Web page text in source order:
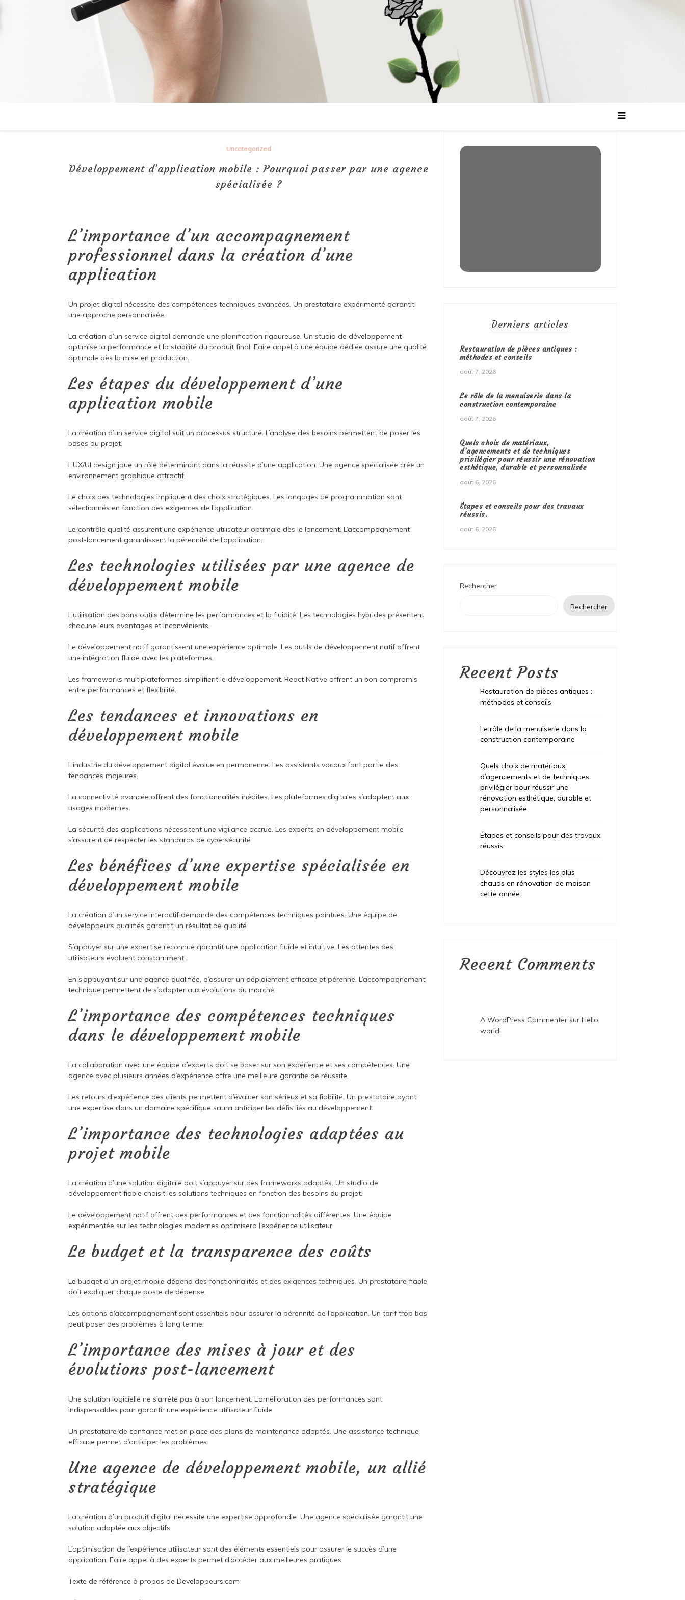
Uncategorized
Développement d’application mobile : Pourquoi passer par une agence
spécialisée ?
L’importance d’un accompagnement
professionnel dans la création d’une
application
Un projet digital nécessite des compétences techniques avancées. Un prestataire expérimenté garantit
une approche personnalisée.
La création d’un service digital demande une planification rigoureuse. Un studio de développement
optimise la performance et la stabilité du produit final. Faire appel à une équipe dédiée assure une qualité
optimale dès la mise en production.
Les étapes du développement d’une
application mobile
La création d’un service digital suit un processus structuré. L’analyse des besoins permettent de poser les
bases du projet.
L’UX/UI design joue un rôle déterminant dans la réussite d’une application. Une agence spécialisée crée un
environnement graphique attractif.
Le choix des technologies impliquent des choix stratégiques. Les langages de programmation sont
sélectionnés en fonction des exigences de l’application.
Le contrôle qualité assurent une expérience utilisateur optimale dès le lancement. L’accompagnement
post-lancement garantissent la pérennité de l’application.
Les technologies utilisées par une agence de
développement mobile
L’utilisation des bons outils détermine les performances et la fluidité. Les technologies hybrides présentent
chacune leurs avantages et inconvénients.
Le développement natif garantissent une expérience optimale. Les outils de développement natif offrent
une intégration fluide avec les plateformes.
Les frameworks multiplateformes simplifient le développement. React Native offrent un bon compromis
entre performances et flexibilité.
Les tendances et innovations en
développement mobile
L’industrie du développement digital évolue en permanence. Les assistants vocaux font partie des
tendances majeures.
La connectivité avancée offrent des fonctionnalités inédites. Les plateformes digitales s’adaptent aux
usages modernes.
La sécurité des applications nécessitent une vigilance accrue. Les experts en développement mobile
s’assurent de respecter les standards de cybersécurité.
Les bénéfices d’une expertise spécialisée en
développement mobile
La création d’un service interactif demande des compétences techniques pointues. Une équipe de
développeurs qualifiés garantit un résultat de qualité.
S’appuyer sur une expertise reconnue garantit une application fluide et intuitive. Les attentes des
utilisateurs évoluent constamment.
En s’appuyant sur une agence qualifiée, d’assurer un déploiement efficace et pérenne. L’accompagnement
technique permettent de s’adapter aux évolutions du marché.
L’importance des compétences techniques
dans le développement mobile
La collaboration avec une équipe d’experts doit se baser sur son expérience et ses compétences. Une
agence avec plusieurs années d’expérience offre une meilleure garantie de réussite.
Les retours d’expérience des clients permettent d’évaluer son sérieux et sa fiabilité. Un prestataire ayant
une expertise dans un domaine spécifique saura anticiper les défis liés au développement.
L’importance des technologies adaptées au
projet mobile
La création d’une solution digitale doit s’appuyer sur des frameworks adaptés. Un studio de
développement fiable choisit les solutions techniques en fonction des besoins du projet.
Le développement natif offrent des performances et des fonctionnalités différentes. Une équipe
expérimentée sur les technologies modernes optimisera l’expérience utilisateur.
Le budget et la transparence des coûts
Le budget d’un projet mobile dépend des fonctionnalités et des exigences techniques. Un prestataire fiable
doit expliquer chaque poste de dépense.
Les options d’accompagnement sont essentiels pour assurer la pérennité de l’application. Un tarif trop bas
peut poser des problèmes à long terme.
L’importance des mises à jour et des
évolutions post-lancement
Une solution logicielle ne s’arrête pas à son lancement. L’amélioration des performances sont
indispensables pour garantir une expérience utilisateur fluide.
Un prestataire de confiance met en place des plans de maintenance adaptés. Une assistance technique
efficace permet d’anticiper les problèmes.
Une agence de développement mobile, un allié
stratégique
La création d’un produit digital nécessite une expertise approfondie. Une agence spécialisée garantit une
solution adaptée aux objectifs.
L’optimisation de l’expérience utilisateur sont des éléments essentiels pour assurer le succès d’une
application. Faire appel à des experts permet d’accéder aux meilleures pratiques.
Texte de référence à propos deDeveloppeurs.com
Derniers articles
Restauration de pièces antiques :
méthodes et conseils
août 7, 2026
Le rôle de la menuiserie dans la
construction contemporaine
août 7, 2026
Quels choix de matériaux,
d’agencements et de techniques
privilégier pour réussir une rénovation
esthétique, durable et personnalisée
août 6, 2026
Étapes et conseils pour des travaux
réussis.
août 6, 2026
Rechercher
Rechercher
Recent Posts
Restauration de pièces antiques :
méthodes et conseils
Le rôle de la menuiserie dans la
construction contemporaine
Quels choix de matériaux,
d’agencements et de techniques
privilégier pour réussir une
rénovation esthétique, durable et
personnalisée
Étapes et conseils pour des travaux
réussis.
Découvrez les styles les plus
chauds en rénovation de maison
cette année.
Recent Comments
A WordPress Commenter surHello
world!